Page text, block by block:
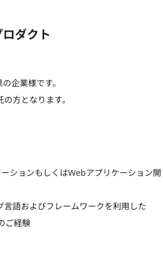
ダクト
企業様です。
方となります。
ションもしくはWebアプリケーション開
言語およびフレームワークを利用した
ご経験